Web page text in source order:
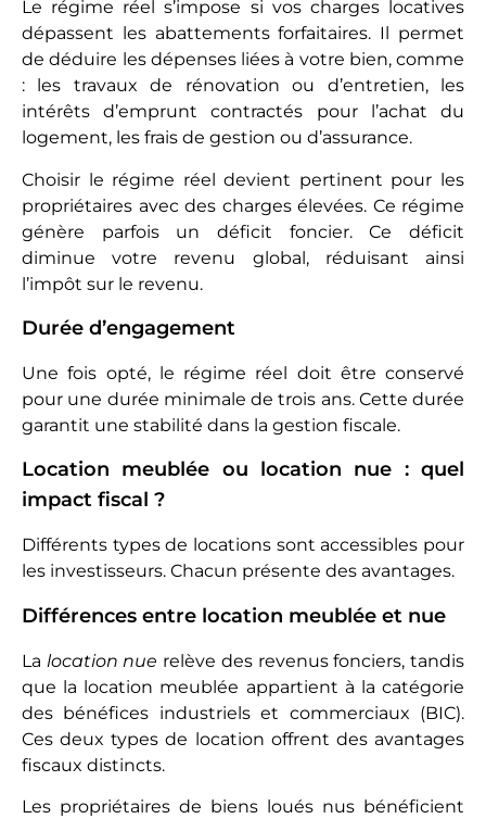
Le régime réel s’impose si vos charges locatives
dépassent les abattements forfaitaires. Il permet
de déduire les dépenses liées à votre bien, comme
: les travaux de rénovation ou d’entretien, les
intérêts d’emprunt contractés pour l’achat du
logement, les frais de gestion ou d’assurance.
Choisir le régime réel devient pertinent pour les
propriétaires avec des charges élevées. Ce régime
génère parfois un déficit foncier. Ce déficit
diminue votre revenu global, réduisant ainsi
l’impôt sur le revenu.
Durée d’engagement
Une fois opté, le régime réel doit être conservé
pour une durée minimale de trois ans. Cette durée
garantit une stabilité dans la gestion fiscale.
Location meublée ou location nue : quel
impact fiscal ?
Différents types de locations sont accessibles pour
les investisseurs. Chacun présente des avantages.
Différences entre location meublée et nue
La location nue relève des revenus fonciers, tandis
que la location meublée appartient à la catégorie
des bénéfices industriels et commerciaux (BIC).
Ces deux types de location offrent des avantages
fiscaux distincts.
Les propriétaires de biens loués nus bénéficient